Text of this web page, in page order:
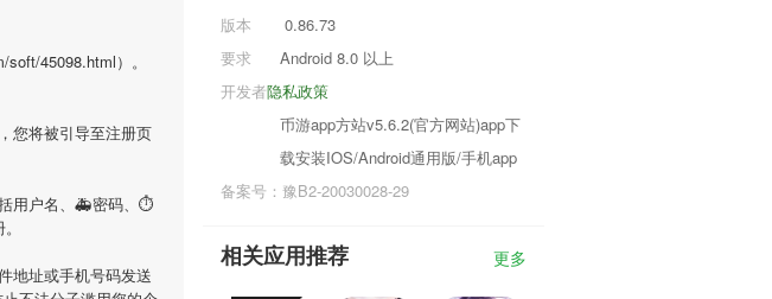
45098.html）。
您将被引导至注册页
用户名、🚑密码、⏱
地址或手机号码发送
版本
0.86.73
要求
Android 8.0 以上
隐私政策
开发者
币游app方站v5.6.2(官方网站)app下
载安装IOS/Android通用版/手机app
备案号：豫B2-20030028-29
相关应用推荐 更多